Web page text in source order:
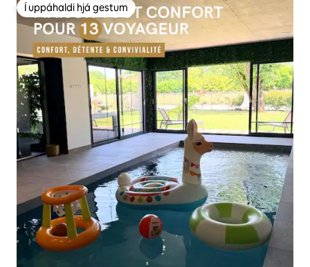
Í uppáhaldi hjá gestum
Í uppáhaldi hjá gestum